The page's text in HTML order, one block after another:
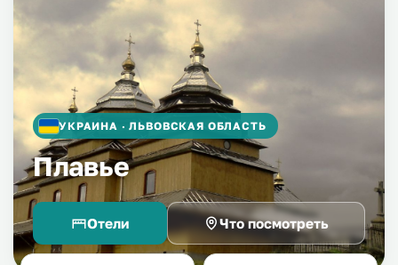
УКРАИНА · ЛЬВОВСКАЯ ОБЛАСТЬ
Плавье
Отели Что посмотреть